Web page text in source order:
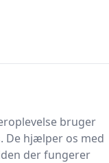
i
bruger
De hjælper os med
der fungerer